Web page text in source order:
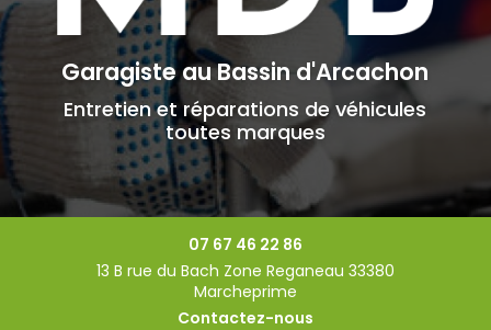
Garagiste au Bassin d'Arcachon
Entretien et réparations de véhicules
toutes marques
07 67 46 22 86
13 B rue du Bach Zone Reganeau 33380
Marcheprime
Contactez-nous